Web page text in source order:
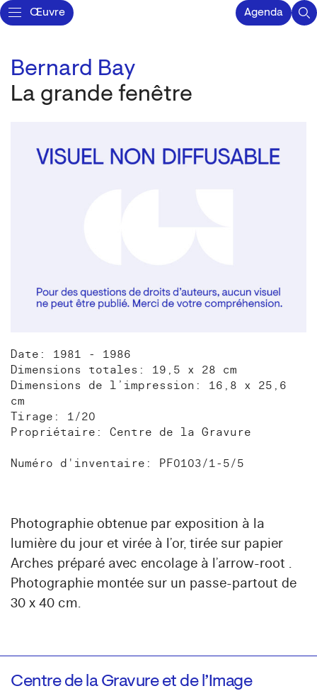
Œuvre Agenda
Bernard Bay
La grande fenêtre
Date: 1981 - 1986
Dimensions totales: 19,5 x 28 cm
Dimensions de l’impression: 16,8 x 25,6
cm
Tirage: 1/20
Propriétaire: Centre de la Gravure
Numéro d'inventaire: PF0103/1-5/5
Photographie obtenue par exposition à la
lumière du jour et virée à l’or, tirée sur papier
Arches préparé avec encolage à l’arrow-root .
Photographie montée sur un passe-partout de
30 x 40 cm.
Centre de la Gravure et de l’Image